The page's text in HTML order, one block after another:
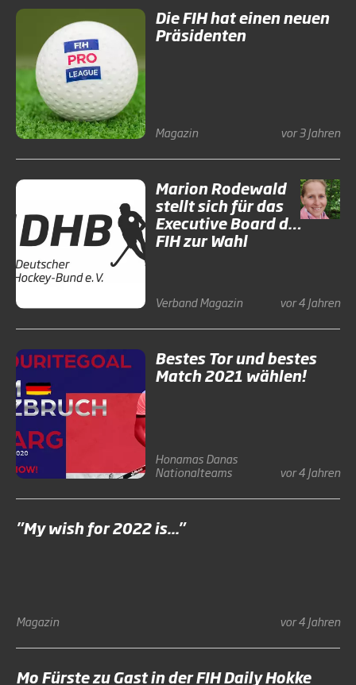
Die FIH hat einen neuen
Präsidenten
Magazin vor 3 Jahren
Marion Rodewald
stellt sich für das
Executive Board der
FIH zur Wahl
VerbandMagazin vor 4 Jahren
Bestes Tor und bestes
Match 2021 wählen!
HonamasDanas
Nationalteams
vor 4 Jahren
"My wish for 2022 is..."
Magazin vor 4 Jahren
Mo Fürste zu Gast in der FIH Daily Hokke